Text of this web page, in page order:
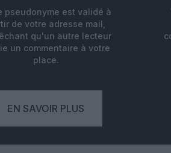
pseudonyme est validé à
de votre adresse mail,
qu'un autre lecteur
un commentaire à votre
place.
EN SAVOIR PLUS